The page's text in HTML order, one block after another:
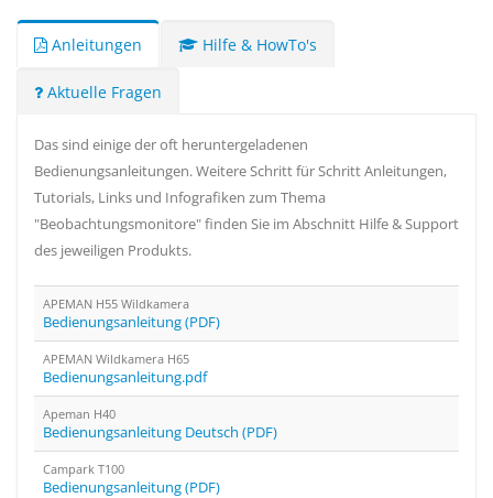
Anleitungen Hilfe & HowTo's
Aktuelle Fragen
Das sind einige der oft heruntergeladenen
Bedienungsanleitungen. Weitere Schritt für Schritt Anleitungen,
Tutorials, Links und Infografiken zum Thema
"Beobachtungsmonitore" finden Sie im Abschnitt Hilfe & Support
des jeweiligen Produkts.
APEMAN H55 Wildkamera
Bedienungsanleitung (PDF)
APEMAN Wildkamera H65
Bedienungsanleitung.pdf
Apeman H40
Bedienungsanleitung Deutsch (PDF)
Campark T100
Bedienungsanleitung (PDF)